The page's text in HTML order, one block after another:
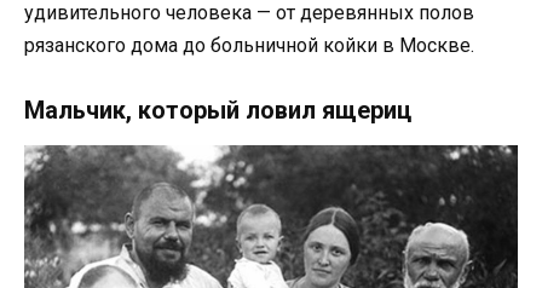
удивительного человека — от деревянных полов
рязанского дома до больничной койки в Москве.
Мальчик, который ловил ящериц